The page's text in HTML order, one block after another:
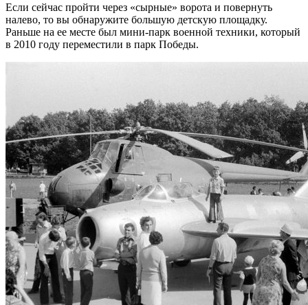
Если сейчас пройти через «сырные» ворота и повернуть
налево, то вы обнаружите большую детскую площадку.
Раньше на ее месте был мини-парк военной техники, который
в 2010 году переместили в парк Победы.